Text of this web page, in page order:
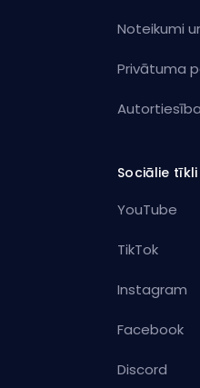
Noteikumi
Privātuma
Sociālie tīkli
YouTube
TikTok
Instagram
Facebook
Discord